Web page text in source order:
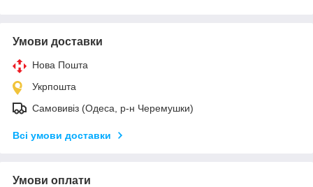
Умови доставки
Нова Пошта
Укрпошта
Самовивіз (Одеса, р-н Черемушки)
Всі умови доставки
Умови оплати